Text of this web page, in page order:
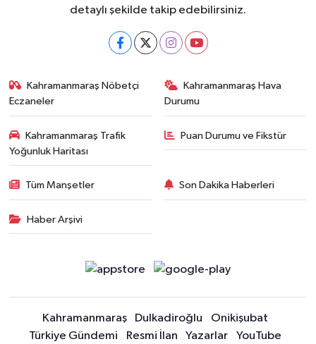
detaylı şekilde takip edebilirsiniz.
Kahramanmaraş Nöbetçi
Eczaneler
Kahramanmaraş Hava
Durumu
Kahramanmaraş Trafik
Yoğunluk Haritası
Puan Durumu ve Fikstür
Tüm Manşetler Son Dakika Haberleri
Haber Arşivi
Kahramanmaraş Dulkadiroğlu
Onikişubat
Türkiye Gündemi
Resmi İlan Yazarlar YouTube